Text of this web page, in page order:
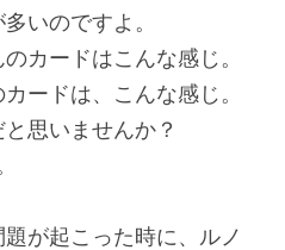
いのですよ。
カードはこんな感じ。
ードは、こんな感じ。
思いませんか？
が起こった時に、ルノ